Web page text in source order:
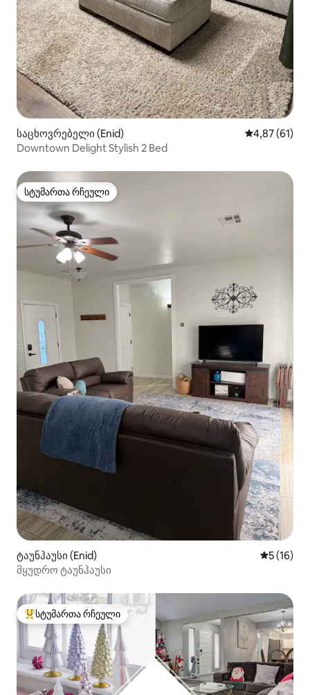
საცხოვრებელი (Enid) საშუალო
4,87 (61)
Downtown Delight Stylish 2 Bed
სტუმართა რჩეული
სტუმართა რჩეული
ტაუნჰაუსი (Enid) საშუალო
5 (16)
მყუდრო ტაუნჰაუსი
სტუმართა რჩეული მოწინავე ვარიანტი
სტუმართა რჩეული